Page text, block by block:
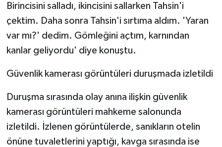
Birincisini salladı, ikincisini sallarken Tahsin'i
çektim. Daha sonra Tahsin'i sırtıma aldım. 'Yaran
var mı?' dedim. Gömleğini açtım, karnından
kanlar geliyordu' diye konuştu.
Güvenlik kamerası görüntüleri duruşmada izletildi
Duruşma sırasında olay anına ilişkin güvenlik
kamerası görüntüleri mahkeme salonunda
izletildi. İzlenen görüntülerde, sanıkların otelin
önüne tuvaletlerini yaptığı, kavga sırasında ise